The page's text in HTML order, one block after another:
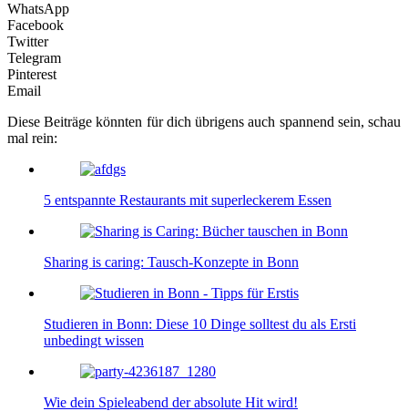
WhatsApp
Facebook
Twitter
Telegram
Pinterest
Email
Diese Beiträge könnten für dich übrigens auch spannend sein, schau
mal rein:
5 entspannte Restaurants mit superleckerem Essen
Sharing is caring: Tausch-Konzepte in Bonn
Studieren in Bonn: Diese 10 Dinge solltest du als Ersti
unbedingt wissen
Wie dein Spieleabend der absolute Hit wird!